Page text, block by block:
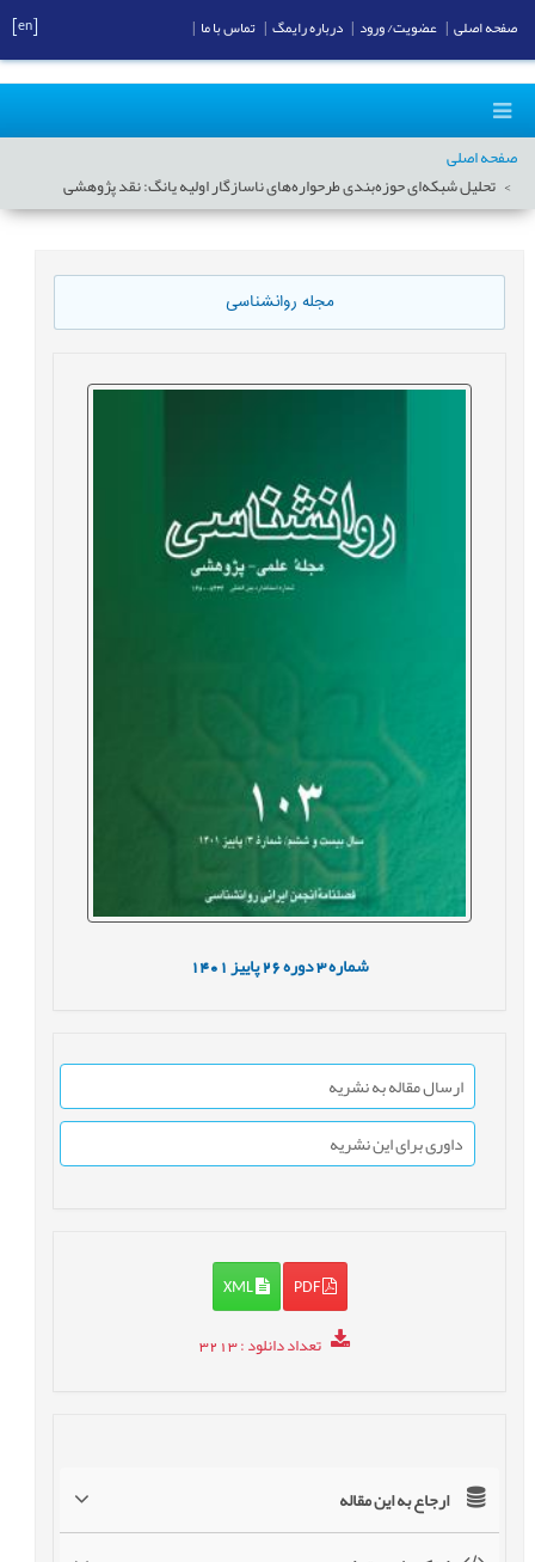
صفحه اصلی
تحلیل شبکه‌ای حوزه‌بندی طرحواره‌های ناسازگار اولیه یانگ: نقد پژوهشی
مجله روانشناسی
شماره3 دوره26 پاییز1401
ارسال مقاله به نشریه
داوری برای این نشریه
PDF
XML
تعداد دانلود: 3213
ارجاع به این مقاله
صفحه اصلی عضویت/ ورود درباره رایمگ تماس با ما